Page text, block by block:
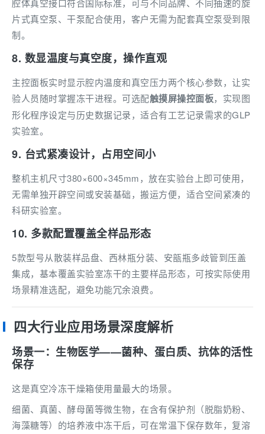
腔体真空接口符合国际标准，可与不同品牌、不同抽速的旋
片式真空泵、干泵配合使用，客户无需为配套真空泵受到限
制。
8. 数显温度与真空度，操作直观
主控面板实时显示腔内温度和真空压力两个核心参数，让实
验人员随时掌握冻干进程。可选配触摸屏操控面板，实现图
形化程序设定与历史数据记录，适合有工艺记录需求的GLP
实验室。
9. 台式紧凑设计，占用空间小
整机主机尺寸380×600×345mm，放在实验台上即可使用，
无需单独开辟空间或安装基础，搬运方便，适合空间紧凑的
科研实验室。
10. 多款配置覆盖全样品形态
5款型号从散装样品盘、西林瓶分装、安瓿瓶多歧管到压盖
集成，基本覆盖实验室冻干的主要样品形态，可按实际使用
场景精准选配，避免功能冗余浪费。
四大行业应用场景深度解析
场景一：生物医学——菌种、蛋白质、抗体的活性
保存
这是真空冷冻干燥箱使用量最大的场景。
细菌、真菌、酵母菌等微生物，在含有保护剂（脱脂奶粉、
海藻糖等）的培养液中冻干后，可在常温下保存数年，复溶